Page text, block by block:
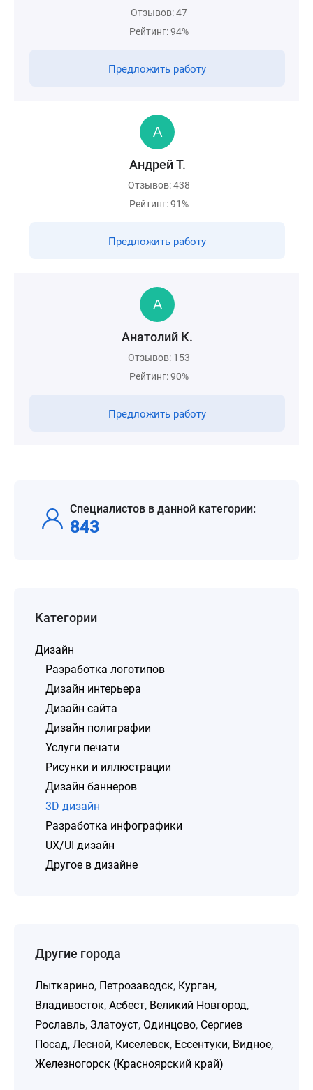
Отзывов: 47
Рейтинг: 94%
Предложить работу
Андрей Т.
Отзывов: 438
Рейтинг: 91%
Предложить работу
Анатолий К.
Отзывов: 153
Рейтинг: 90%
Предложить работу
Специалистов в данной категории:
843
Категории
Дизайн
Разработка логотипов
Дизайн интерьера
Дизайн сайта
Дизайн полиграфии
Услуги печати
Рисунки и иллюстрации
Дизайн баннеров
3D дизайн
Разработка инфографики
UX/UI дизайн
Другое в дизайне
Другие города
Лыткарино, Петрозаводск, Курган,
Владивосток, Асбест, Великий Новгород,
Рославль, Златоуст, Одинцово, Сергиев
Посад, Лесной, Киселевск, Ессентуки, Видное,
Железногорск (Красноярский край)